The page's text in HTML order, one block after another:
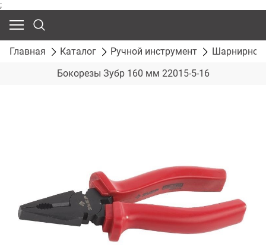
;
Главная Каталог Ручной инструмент
Шарнирно-
Бокорезы Зубр 160 мм 22015-5-16